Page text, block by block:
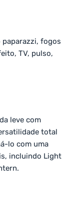
fogos
TV, pulso,
leve com
total
lo com uma
incluindo Light